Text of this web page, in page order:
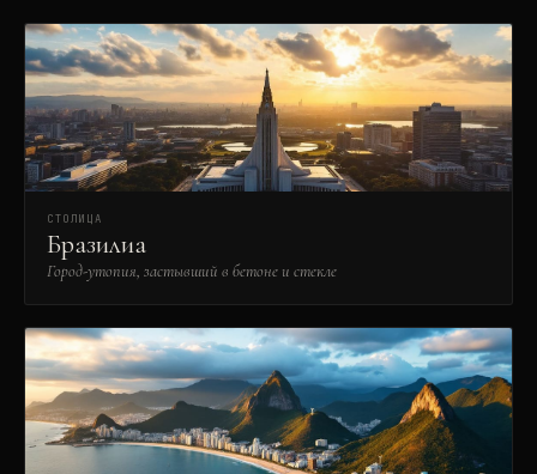
СТОЛИЦА
Бразилиа
Город-утопия, застывший в бетоне и стекле